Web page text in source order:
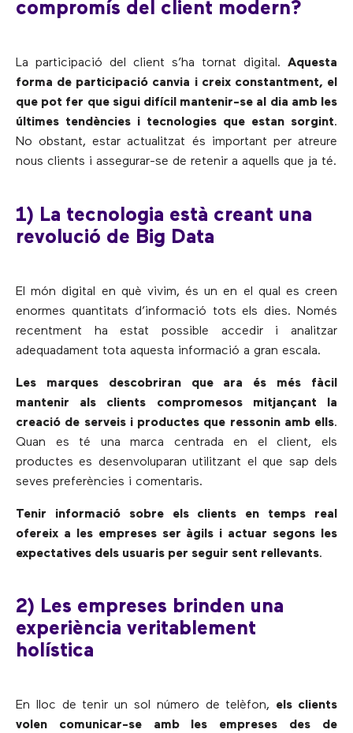
compromís del client modern?
La participació del client s’ha tornat digital. Aquesta
forma de participació canvia i creix constantment, el
que pot fer que sigui difícil mantenir-se al dia amb les
últimes tendències i tecnologies que estan sorgint.
No obstant, estar actualitzat és important per atreure
nous clients i assegurar-se de retenir a aquells que ja té.
1) La tecnologia està creant una
revolució de Big Data
El món digital en què vivim, és un en el qual es creen
enormes quantitats d’informació tots els dies. Només
recentment ha estat possible accedir i analitzar
adequadament tota aquesta informació a gran escala.
Les marques descobriran que ara és més fàcil
mantenir als clients compromesos mitjançant la
creació de serveis i productes que ressonin amb ells.
Quan es té una marca centrada en el client, els
productes es desenvoluparan utilitzant el que sap dels
seves preferències i comentaris.
Tenir informació sobre els clients en temps real
ofereix a les empreses ser àgils i actuar segons les
expectatives dels usuaris per seguir sent rellevants.
2) Les empreses brinden una
experiència veritablement
holística
En lloc de tenir un sol número de telèfon, els clients
volen comunicar-se amb les empreses des de